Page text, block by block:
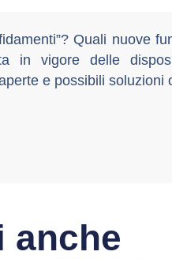
Quali nuove
in vigore delle
e possibili soluzioni
anche